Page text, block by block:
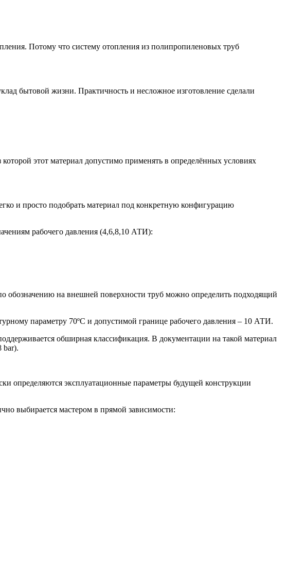
Потому что систему отопления из полипропиленовых труб
бытовой жизни. Практичность и несложное изготовление сделали
этот материал допустимо применять в определённых условиях
и просто подобрать материал под конкретную конфигурацию
рабочего давления (4,6,8,10 АТИ):
обозначению на внешней поверхности труб можно определить подходящий
параметру 70ºС и допустимой границе рабочего давления – 10 АТИ.
обширная классификация. В документации на такой материал
bar).
определяются эксплуатационные параметры будущей конструкции
выбирается мастером в прямой зависимости: